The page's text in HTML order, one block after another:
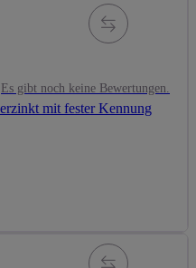
Es gibt noch keine Bewertungen.
mit fester Kennung